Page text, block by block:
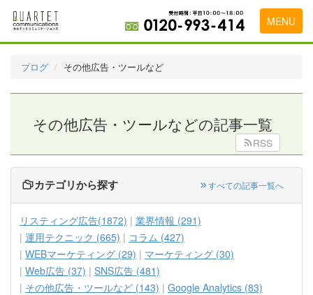
MENU
代理店の乗り換えをお考えの方
広告代理店・HP制作会社様へ
お申し込みから運用開始までの流れ
会社概要
お問い合わせ
ブログ その他広告・ツールなど
その他広告・ツールなどの記事一覧
RSS
カテゴリから探す すべての記事一覧へ
リスティング広告(1872)
業界情報 (291)
運用テクニック (665)
コラム (427)
WEBマーケティング (29)
マーケティング (30)
Web広告 (37)
SNS広告 (481)
その他広告・ツールなど (143)
Google Analytics (83)